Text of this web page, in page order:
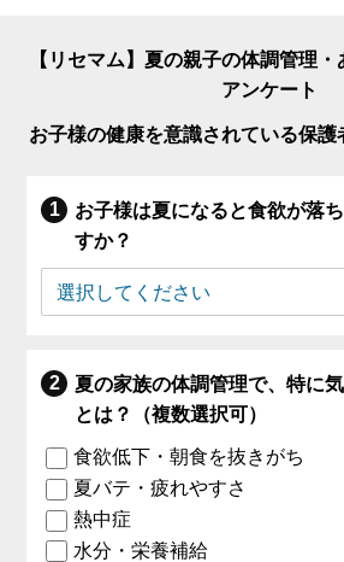
【リセマム】夏の親子の体調管理
アンケート
お子様の健康を意識されている保護
お子様は夏になると食欲が落
すか？
夏の家族の体調管理で、特に
とは？（複数選択可）
食欲低下・朝食を抜きがち
夏バテ・疲れやすさ
熱中症
水分・栄養補給